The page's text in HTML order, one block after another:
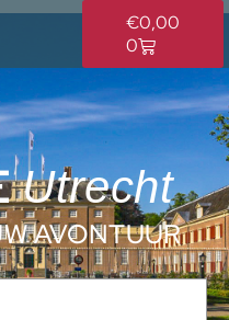
€0,00
0
Utrecht
AVONTUUR